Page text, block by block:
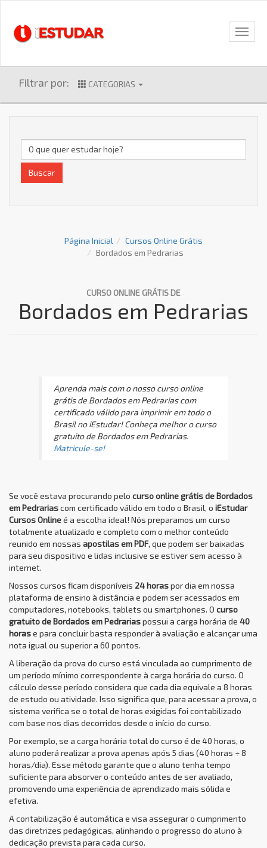
Filtrar por: CATEGORIAS
Buscar
Página Inicial
Cursos Online Grátis
Bordados em Pedrarias
CURSO ONLINE GRÁTIS DE
Bordados em Pedrarias
Aprenda mais com o nosso curso online
grátis de Bordados em Pedrarias com
certificado válido para imprimir em todo o
Brasil no iEstudar! Conheça melhor o curso
gratuito de Bordados em Pedrarias.
Matricule-se!
Se você estava procurando pelo curso online grátis de Bordados
em Pedrariascom certificado válido em todo o Brasil, o iEstudar
Cursos Onlineé a escolha ideal! Nós preparamos um curso
totalmente atualizado e completo com o melhor conteúdo
reunido em nossas apostilas em PDF, que podem ser baixadas
para seu dispositivo e lidas inclusive se estiver sem acesso à
internet.
Nossos cursos ficam disponíveis 24 horaspor dia em nossa
plataforma de ensino à distância e podem ser acessados em
computadores, notebooks, tablets ou smartphones. O curso
gratuito de Bordados em Pedrariaspossui a carga horária de 40
horase para concluir basta responder à avaliação e alcançar uma
nota igual ou superior a 60 pontos.
A liberação da prova do curso está vinculada ao cumprimento de
um período mínimo correspondente à carga horária do curso. O
cálculo desse período considera que cada dia equivale a 8 horas
de estudo ou atividade. Isso significa que, para acessar a prova, o
sistema verifica se o total de horas exigidas foi contabilizado
com base nos dias decorridos desde o início do curso.
Por exemplo, se a carga horária total do curso é de 40 horas, o
aluno poderá realizar a prova apenas após 5 dias (40 horas ÷ 8
horas/dia). Esse método garante que o aluno tenha tempo
suficiente para absorver o conteúdo antes de ser avaliado,
promovendo uma experiência de aprendizado mais sólida e
efetiva.
A contabilização é automática e visa assegurar o cumprimento
das diretrizes pedagógicas, alinhando o progresso do aluno à
dedicação prevista para cada curso.